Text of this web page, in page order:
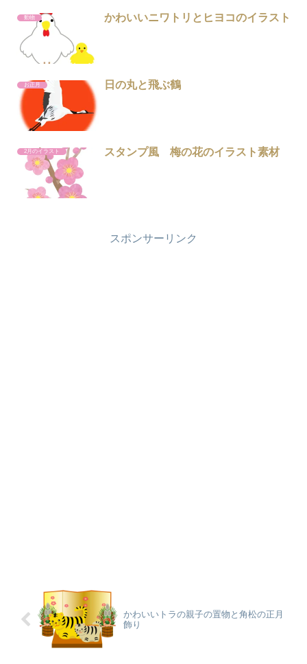
動物 かわいいニワトリとヒヨコのイラスト
お正月 日の丸と飛ぶ鶴
2月のイラスト スタンプ風 梅の花のイラスト素材
スポンサーリンク
かわいいトラの親子の置物と角松の正月
飾り